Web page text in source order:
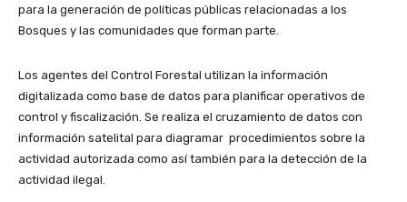
para la generación de políticas públicas relacionadas a los
Bosques y las comunidades que forman parte.
Los agentes del Control Forestal utilizan la información
digitalizada como base de datos para planificar operativos de
control y fiscalización. Se realiza el cruzamiento de datos con
información satelital para diagramar procedimientos sobre la
actividad autorizada como así también para la detección de la
actividad ilegal.